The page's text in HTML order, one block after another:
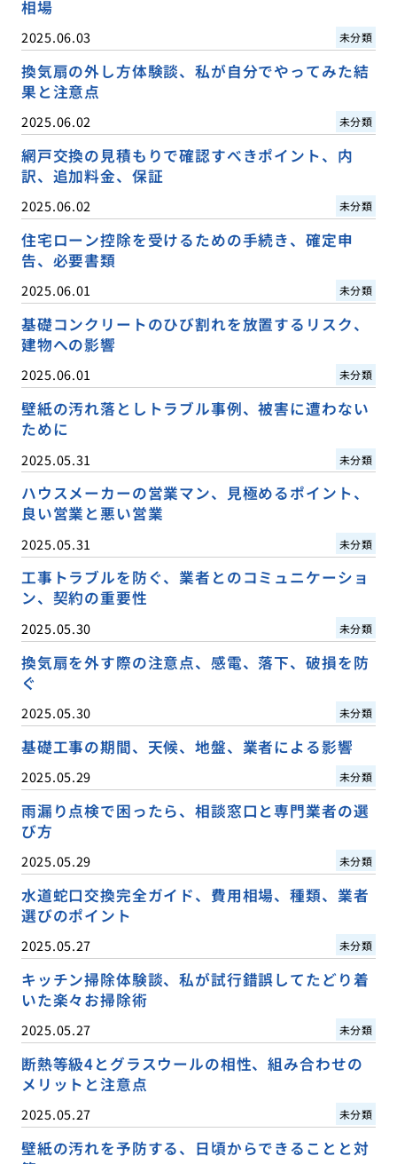
相場
2025.06.03 未分類
換気扇の外し方体験談、私が自分でやってみた結
果と注意点
2025.06.02 未分類
網戸交換の見積もりで確認すべきポイント、内
訳、追加料金、保証
2025.06.02 未分類
住宅ローン控除を受けるための手続き、確定申
告、必要書類
2025.06.01 未分類
基礎コンクリートのひび割れを放置するリスク、
建物への影響
2025.06.01 未分類
壁紙の汚れ落としトラブル事例、被害に遭わない
ために
2025.05.31 未分類
ハウスメーカーの営業マン、見極めるポイント、
良い営業と悪い営業
2025.05.31 未分類
工事トラブルを防ぐ、業者とのコミュニケーショ
ン、契約の重要性
2025.05.30 未分類
換気扇を外す際の注意点、感電、落下、破損を防
ぐ
2025.05.30 未分類
基礎工事の期間、天候、地盤、業者による影響
2025.05.29 未分類
雨漏り点検で困ったら、相談窓口と専門業者の選
び方
2025.05.29 未分類
水道蛇口交換完全ガイド、費用相場、種類、業者
選びのポイント
2025.05.27 未分類
キッチン掃除体験談、私が試行錯誤してたどり着
いた楽々お掃除術
2025.05.27 未分類
断熱等級4とグラスウールの相性、組み合わせの
メリットと注意点
2025.05.27 未分類
壁紙の汚れを予防する、日頃からできることと対